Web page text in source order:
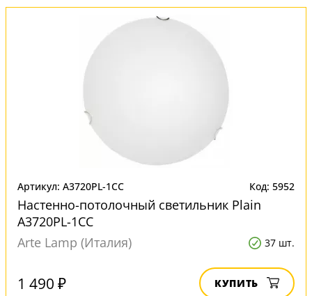
Артикул: A3720PL-1CC Код: 5952
Настенно-потолочный светильник Plain
A3720PL-1CC
Arte Lamp (Италия)
37 шт.
1 490 ₽ КУПИТЬ